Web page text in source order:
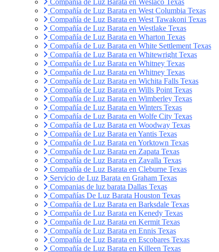
Compañía de Luz Barata en Weslaco Texas
Compañía de Luz Barata en West Columbia Texas
Compañía de Luz Barata en West Tawakoni Texas
Compañía de Luz Barata en Westlake Texas
Compañía de Luz Barata en Wharton Texas
Compañía de Luz Barata en White Settlement Texas
Compañía de Luz Barata en Whitewright Texas
Compañía de Luz Barata en Whitney Texas
Compañía de Luz Barata en Whitney Texas
Compañía de Luz Barata en Wichita Falls Texas
Compañía de Luz Barata en Wills Point Texas
Compañía de Luz Barata en Wimberley Texas
Compañía de Luz Barata en Winters Texas
Compañía de Luz Barata en Wolfe City Texas
Compañía de Luz Barata en Woodway Texas
Compañía de Luz Barata en Yantis Texas
Compañía de Luz Barata en Yorktown Texas
Compañía de Luz Barata en Zapata Texas
Compañía de Luz Barata en Zavalla Texas
Compañía de Luz Barata en Cleburne Texas
Servicio de Luz Barata en Graham Texas
Companias de luz barata Dallas Texas
Compañías De Luz Barata Houston Texas
Compañía de Luz Barata en Barksdale Texas
Compañía de Luz Barata en Kenedy Texas
Compañía de Luz Barata en Kermit Texas
Compañía de Luz Barata en Ennis Texas
Compañía de Luz Barata en Escobares Texas
Compañía de Luz Barata en Killeen Texas